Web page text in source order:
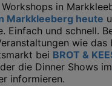
in
Markkleeberg heute
Einfach und schnell.
wie das
bei BROT &
die Dinner Shows im
informieren.